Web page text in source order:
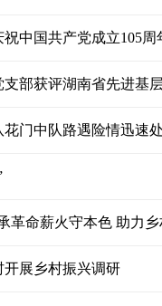
中国共产党成立105周
部获评湖南省先进基
门中队路遇险情迅速
革命薪火守本色 助力
展乡村振兴调研